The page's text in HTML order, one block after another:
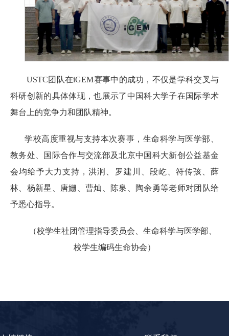
USTC团队在iGEM赛事中的成功，不仅是学科交叉与
科研创新的具体体现，也展示了中国科大学子在国际学术
舞台上的竞争力和团队精神。
学校高度重视与支持本次赛事， 生命科学与医学部、
教务处、国际合作与交流部及北京中国科大新创公益基金
会均给予大力支持，洪泂、罗建川、段屹、符传孩、薛
林、杨新星、唐姗、曹灿、陈泉、陶余勇等老师对团队给
予悉心指导。
（校学生社团管理指导委员会、生命科学与医学部、
校学生编码生命协会）